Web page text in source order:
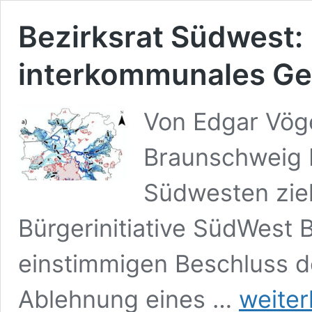
Bezirksrat Südwest:
interkommunales
Von Edgar
Braunschweig
Südwesten
Bürgerinitiative SüdWest
einstimmigen Beschluss
Ablehnung eines …
Bezirksrat
Südwest: